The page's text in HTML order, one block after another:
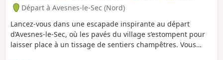
Départ à Avesnes-le-Sec (Nord)
Lancez-vous dans une escapade inspirante au départ
d’Avesnes-le-Sec, où les pavés du village s’estompent pour
laisser place à un tissage de sentiers champêtres. Vous